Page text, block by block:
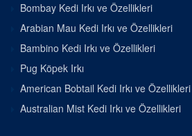
Bombay Kedi Irkı ve Özellikleri
Arabian Mau Kedi Irkı ve Özellikleri
Bambino Kedi Irkı ve Özellikleri
Pug Köpek Irkı
American Bobtail Kedi Irkı ve Özellikleri
Australian Mist Kedi Irkı ve Özellikleri